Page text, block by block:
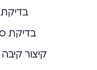
בדיקת
בדיקת
קיצור קיבה